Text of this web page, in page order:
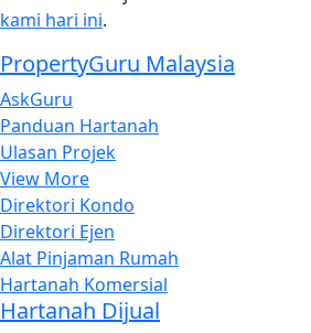
kami hari ini.
PropertyGuru Malaysia
AskGuru
Panduan Hartanah
Ulasan Projek
View More
Direktori Kondo
Direktori Ejen
Alat Pinjaman Rumah
Hartanah Komersial
Hartanah Dijual